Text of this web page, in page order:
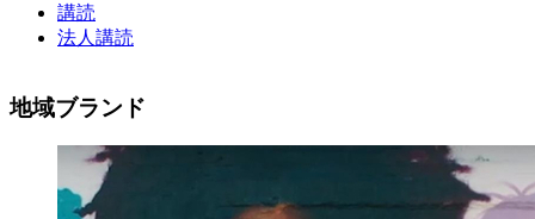
講読
法人講読
地域ブランド